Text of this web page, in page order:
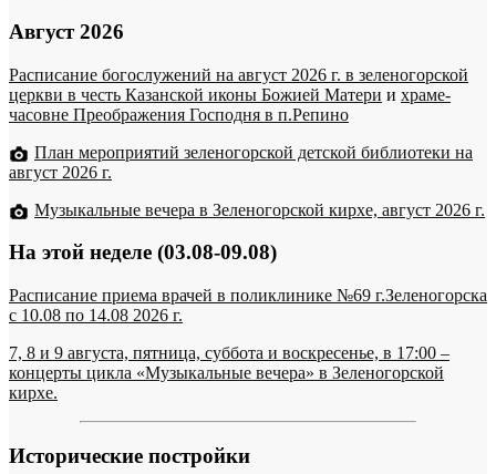
Август 2026
Расписание богослужений на август 2026 г. в зеленогорской
церкви в честь Казанской иконы Божией Матери и храме-
часовне Преображения Господня в п.Репино
План мероприятий зеленогорской детской библиотеки на
август 2026 г.
Музыкальные вечера в Зеленогорской кирхе, август 2026 г.
На этой неделе (03.08-09.08)
Расписание приема врачей в поликлинике №69 г.Зеленогорска
c 10.08 по 14.08 2026 г.
7, 8 и 9 августа, пятница, суббота и воскресенье, в 17:00 –
концерты цикла «Музыкальные вечера» в Зеленогорской
кирхе.
Исторические постройки